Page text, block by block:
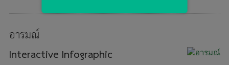
อารมณ์
Interactive Infographic